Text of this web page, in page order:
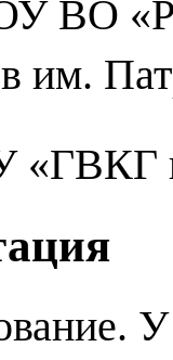
ВО
им.
«ГВКГ